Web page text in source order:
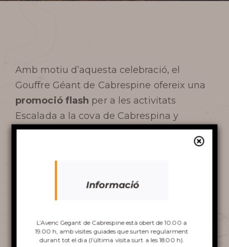
SERVEIS I BOTIGA
PREGUNTES MÉS
FREQÜENTS
Descobriu
l’avenc
Amb motiu d’aquesta celebració, el
Gouffre Géant de Cabrespine ofereix una
promoció flash per a les activitats
Escalada a la cova de Cabrespina y
El riu subterrani
Promoció vàlida de l’1 al 7 de juny
Imant de regalper als visitants que
Informació
L’Avenc Gegant de Cabrespine està obert de 10.00 a
19.00 h, amb visites guiades que surten regularment
durant tot el dia (l’última visita surt a les 18.00 h).